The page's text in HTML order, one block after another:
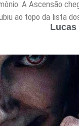
A Ascensão
ao topo da lista
Lucas